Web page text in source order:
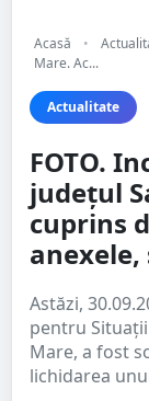
Acasă •
Mare. Ac...
Actualitate
FOTO.
județul
cuprins
Astăzi,
pentru
Mare, a fost
lichidarea